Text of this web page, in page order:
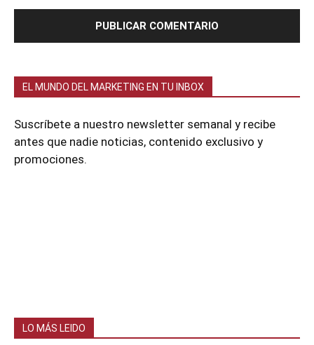
EL MUNDO DEL MARKETING EN TU INBOX
Suscríbete a nuestro newsletter semanal y recibe
antes que nadie noticias, contenido exclusivo y
promociones.
LO MÁS LEIDO